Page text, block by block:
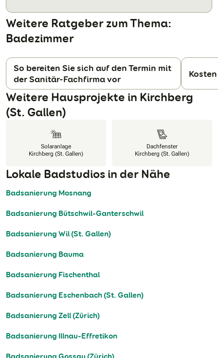
Weitere Ratgeber zum Thema:
Badezimmer
So bereiten Sie sich auf den Termin mit
der Sanitär-Fachfirma vor
Weitere Hausprojekte in Kirchberg
(St. Gallen)
Solaranlage
Kirchberg (St. Gallen)
Dachfenster
Kirchberg (St. Gallen)
Lokale Badstudios in der Nähe
Badsanierung Mosnang
Badsanierung Bütschwil-Ganterschwil
Badsanierung Wil (St. Gallen)
Badsanierung Bauma
Badsanierung Fischenthal
Badsanierung Eschenbach (St. Gallen)
Badsanierung Zell (Zürich)
Badsanierung Illnau-Effretikon